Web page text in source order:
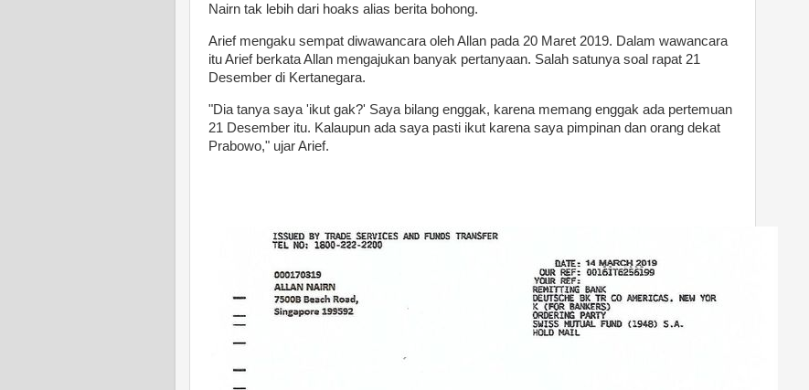
Nairn tak lebih dari hoaks alias berita bohong.
Arief mengaku sempat diwawancara oleh Allan pada 20 Maret 2019. Dalam wawancara
itu Arief berkata Allan mengajukan banyak pertanyaan. Salah satunya soal rapat 21
Desember di Kertanegara.
"Dia tanya saya 'ikut gak?' Saya bilang enggak, karena memang enggak ada pertemuan
21 Desember itu. Kalaupun ada saya pasti ikut karena saya pimpinan dan orang dekat
Prabowo," ujar Arief.